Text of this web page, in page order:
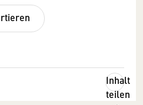
Inhalt
teilen